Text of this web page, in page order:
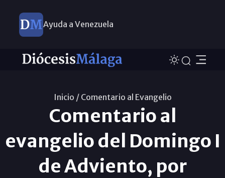
Ayuda a Venezuela
Inicio / Comentario al Evangelio
Comentario al
evangelio del Domingo I
de Adviento, por